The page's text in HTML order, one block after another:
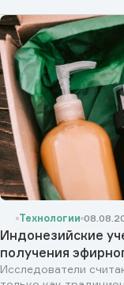
Технологии
Индонезийские
получения
Исследователи